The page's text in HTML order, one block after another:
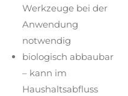
Werkzeuge bei der
Anwendung
notwendig
biologisch abbaubar
– kann im
Haushaltsabfluss